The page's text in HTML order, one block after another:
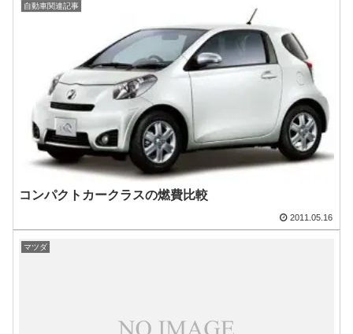
自動車関連記事
コンパクトカークラスの燃費比較
2011.05.16
マツダ